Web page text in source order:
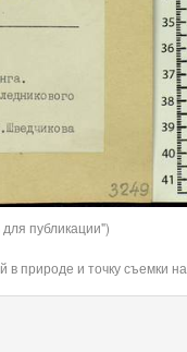
публикации")
природе и точку съемки на